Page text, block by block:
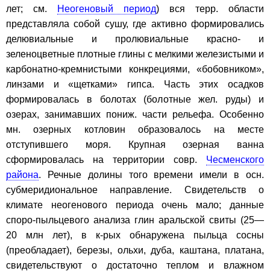
лет; см. Неогеновый период) вся терр. области
представляла собой сушу, где активно формировались
делювиальные и пролювиальные красно- и
зеленоцветные плотные глины с мелкими железистыми и
карбонатно-кремнистыми конкрециями, «бобовником»,
линзами и «щетками» гипса. Часть этих осадков
формировалась в болотах (болотные жел. руды) и
озерах, занимавших пониж. части рельефа. Особенно
мн. озерных котловин образовалось на месте
отступившего моря. Крупная озерная ванна
сформировалась на территории совр. Чесменского
района. Речные долины того времени имели в осн.
субмеридиональное направление. Свидетельств о
климате неогенового периода очень мало; данные
споро-пыльцевого анализа глин аральской свиты (25—
20 млн лет), в к-рых обнаружена пыльца сосны
(преобладает), березы, ольхи, дуба, каштана, платана,
свидетельствуют о достаточно теплом и влажном